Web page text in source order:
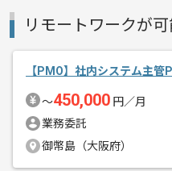
リモートワークが
【PMO】社内システム主
〜450,000 円／月
業務委託
御幣島（大阪府）